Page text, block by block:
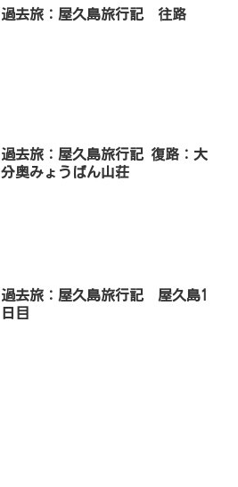
過去旅：屋久島旅行記 往路
過去旅：屋久島旅行記 復路：大
分奥みょうばん山荘
過去旅：屋久島旅行記 屋久島1
日目